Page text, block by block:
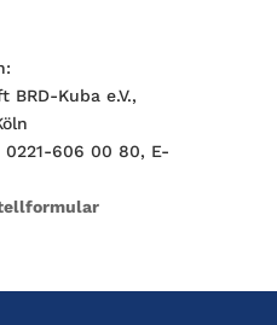
BRD-Kuba e.V.,
0221-606 00 80, E-